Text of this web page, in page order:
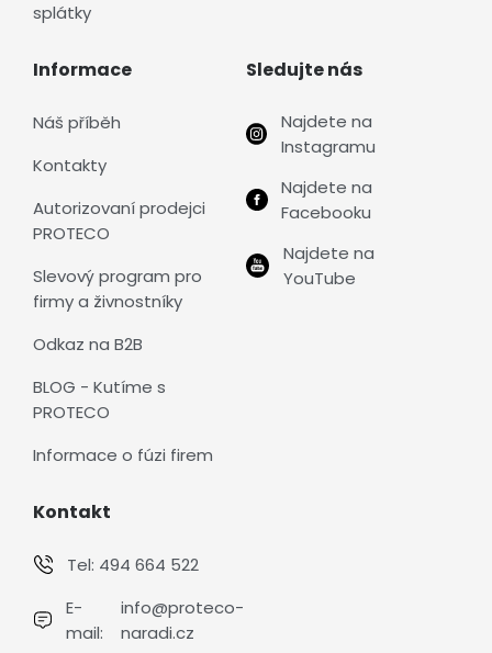
splátky
Informace
Náš příběh
Kontakty
Autorizovaní prodejci
PROTECO
Slevový program pro
firmy a živnostníky
Odkaz na B2B
BLOG - Kutíme s
PROTECO
Informace o fúzi firem
Sledujte nás
Najdete na
Instagramu
Najdete na
Facebooku
Najdete na
YouTube
Kontakt
Tel: 494 664 522
E-
mail:
info@proteco-
naradi.cz